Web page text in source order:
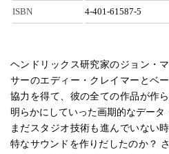
ISBN 4-401-61587-5
ヘンドリックス研究家のジョン・
サーのエディー・クレイマーとベ
協力を得て、彼の全ての作品が作
明らかにしていった画期的なデータ
まだスタジオ技術も進んでいない
特なサウンドを作りだしたのか？